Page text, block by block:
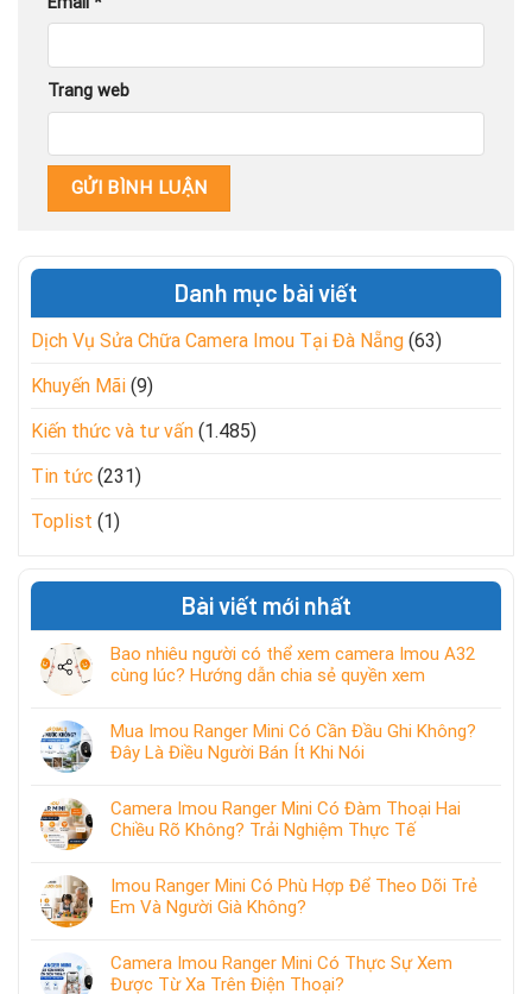
Trang web
Danh mục bài viết
Dịch Vụ Sửa Chữa Camera Imou Tại Đà Nẵng (63)
Khuyến Mãi (9)
Kiến thức và tư vấn (1.485)
Tin tức (231)
Toplist (1)
Bài viết mới nhất
Bao nhiêu người có thể xem camera Imou A32
cùng lúc? Hướng dẫn chia sẻ quyền xem
Mua Imou Ranger Mini Có Cần Đầu Ghi Không?
Đây Là Điều Người Bán Ít Khi Nói
Camera Imou Ranger Mini Có Đàm Thoại Hai
Chiều Rõ Không? Trải Nghiệm Thực Tế
Imou Ranger Mini Có Phù Hợp Để Theo Dõi Trẻ
Em Và Người Già Không?
Camera Imou Ranger Mini Có Thực Sự Xem
Được Từ Xa Trên Điện Thoại?